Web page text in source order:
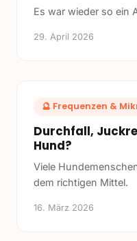
Es war wieder so ein
29. April 2026
🔮 Frequenzen &
Durchfall,
Hund?
Viele
dem richtigen Mittel.
16. März 2026